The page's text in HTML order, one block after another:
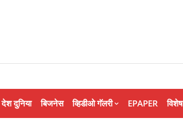
देश दुनिया बिजनेस व्हिडीओ गॅलरी EPAPER विशेष